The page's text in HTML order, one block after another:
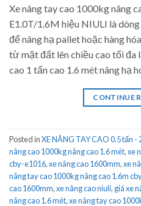
Xe nâng tay cao 1000kg nâng
E1.0T/1.6M hiệu NIULI là
để nâng hạ pallet hoặc hàng
từ mặt đất lên chiều cao tối đa
cao 1 tấn cao 1.6 mét nâng hạ
CONTINUE
Posted inXE NÂNG TAY CAO 0.5 tấn -
nâng cao 1000kg nâng cao 1.6 mét,xe
cby-e1016,xe nâng cao 1600mm,xe
nâng tay cao 1000kg nâng cao 1.6m
cao 1600mm,xe nâng cao niuli, giá xe
nâng cao 1.6 mét,xe nâng tay cao